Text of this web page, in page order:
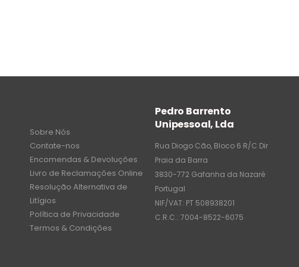
Sobre Nós
Contate-nos
Encomendas & Devoluções
Livro de Reclamações Online
Resolução Alternativa de
Litígios
Política de Privacidade
Termos & Condições
Pedro Barrento
Unipessoal, Lda
Rua Diogo Cão, Bloco 6 R/C Dir
Praia da Barra
3830-772 Gafanha da Nazaré
Portugal
NIF/VAT: PT 508938201
C.R.C.: 7004-8522-6075